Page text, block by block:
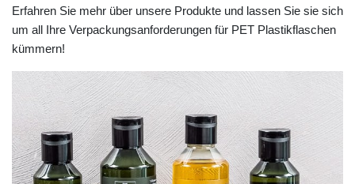
Erfahren Sie mehr über unsere Produkte und lassen Sie sie sich
um all Ihre Verpackungsanforderungen für PET Plastikflaschen
kümmern!